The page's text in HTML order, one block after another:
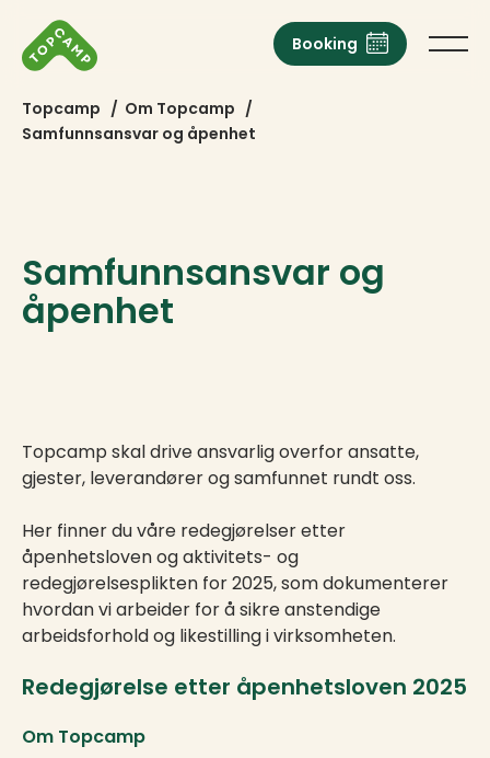
Booking
Topcamp / Om Topcamp /
Samfunnsansvar og åpenhet
Samfunnsansvar og
åpenhet
Topcamp skal drive ansvarlig overfor ansatte,
gjester, leverandører og samfunnet rundt oss.
Her finner du våre redegjørelser etter
åpenhetsloven og aktivitets- og
redegjørelsesplikten for 2025, som dokumenterer
hvordan vi arbeider for å sikre anstendige
arbeidsforhold og likestilling i virksomheten.
Redegjørelse etter åpenhetsloven 2025
Om Topcamp